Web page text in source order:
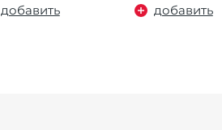
добавить добавить